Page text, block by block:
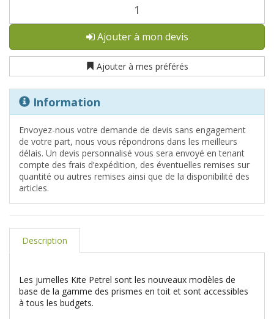
Ajouter à mon devis
Ajouter à mes préférés
Information
Envoyez-nous votre demande de devis sans engagement
de votre part, nous vous répondrons dans les meilleurs
délais. Un devis personnalisé vous sera envoyé en tenant
compte des frais d’expédition, des éventuelles remises sur
quantité ou autres remises ainsi que de la disponibilité des
articles.
Description
Les jumelles Kite Petrel sont les nouveaux modèles de
base de la gamme des prismes en toit et sont accessibles
à tous les budgets.